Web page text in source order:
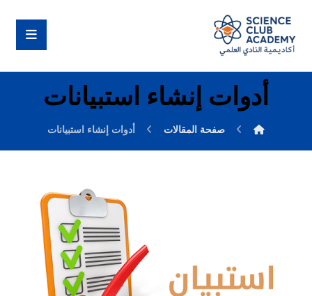
أدوات إنشاء استبيانات
صفحة المقالات أدوات إنشاء استبيانات